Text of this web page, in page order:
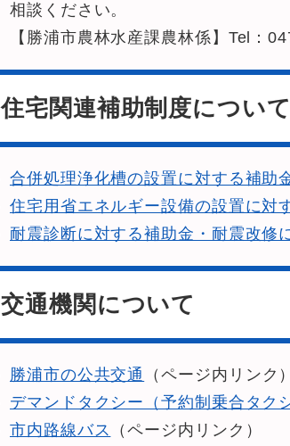
相談ください。
【勝浦市農林水産課農林係】Tel：
住宅関連補助制度につい
合併処理浄化槽の設置に対する補助
住宅用省エネルギー設備の設置に対
耐震診断に対する補助金・耐震改修
交通機関について
勝浦市の公共交通
（ページ内リンク）
デマンドタクシー（予約制乗合タク
市内路線バス
（ページ内リンク）